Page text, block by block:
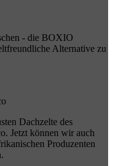
- die BOXIO
Alternative zu
Dachzelte des
Jetzt können wir auch
Produzenten